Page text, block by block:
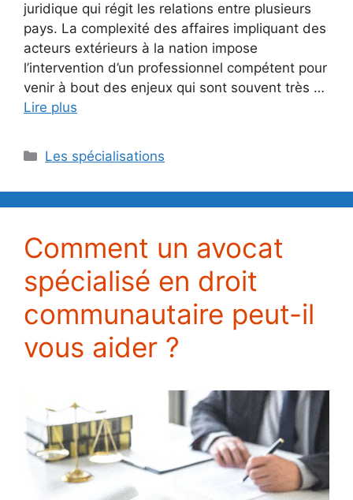
juridique qui régit les relations entre plusieurs
pays. La complexité des affaires impliquant des
acteurs extérieurs à la nation impose
l’intervention d’un professionnel compétent pour
venir à bout des enjeux qui sont souvent très …
Lire plus
Catégories
Les spécialisations
Comment un avocat
spécialisé en droit
communautaire peut-il
vous aider ?